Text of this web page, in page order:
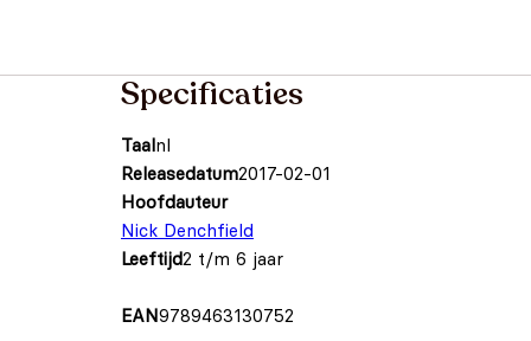
Specificaties
Taalnl
Releasedatum2017-02-01
Hoofdauteur
Nick Denchfield
Leeftijd2 t/m 6 jaar
EAN9789463130752